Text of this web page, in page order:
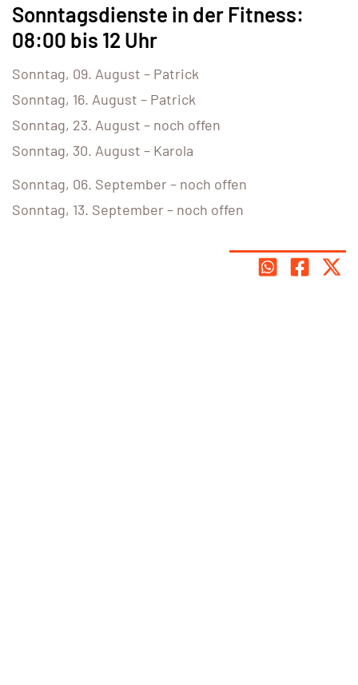
Sonntagsdienste in der Fitness:
08:00 bis 12 Uhr
Sonntag, 09. August – Patrick
Sonntag, 16. August – Patrick
Sonntag, 23. August – noch offen
Sonntag, 30. August – Karola
Sonntag, 06. September – noch offen
Sonntag, 13. September – noch offen